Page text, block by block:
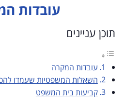
עובדות
תוכן עניינים
עובדות המקרה
השאלות המשפטיות שעמדו
קביעות בית המשפט